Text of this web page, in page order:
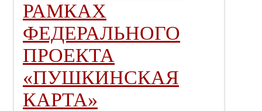
РАМКАХ
ФЕДЕРАЛЬНОГО
ПРОЕКТА
«ПУШКИНСКАЯ
КАРТА»